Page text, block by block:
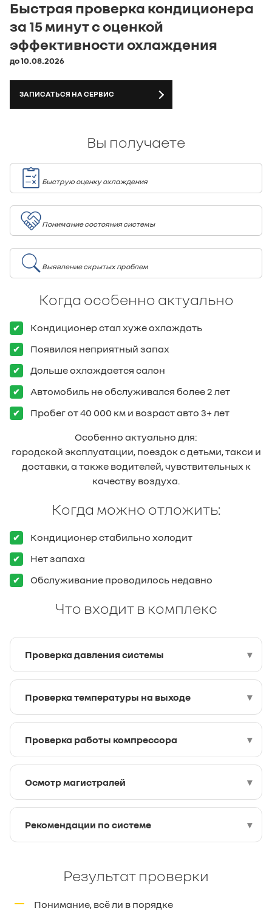
Быстрая проверка кондиционера
за 15 минут с оценкой
эффективности охлаждения
до 10.08.2026
ЗАПИСАТЬСЯ НА СЕРВИС
Вы получаете
Быструю оценку охлаждения
Понимание состояния системы
Выявление скрытых проблем
Когда особенно актуально
Кондиционер стал хуже охлаждать
Появился неприятный запах
Дольше охлаждается салон
Автомобиль не обслуживался более 2 лет
Пробег от 40 000 км и возраст авто 3+ лет
Особенно актуально для:
городской эксплуатации, поездок с детьми, такси и
доставки, а также водителей, чувствительных к
качеству воздуха.
Когда можно отложить:
Кондиционер стабильно холодит
Нет запаха
Обслуживание проводилось недавно
Что входит в комплекс
Проверка давления системы
Проверка температуры на выходе
Проверка работы компрессора
Осмотр магистралей
Рекомендации по системе
Результат проверки
Понимание, всё ли в порядке
информации, пожалуйста, обращайтесь в наш
салон.